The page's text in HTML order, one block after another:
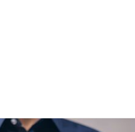
не переплачувати за "швидку